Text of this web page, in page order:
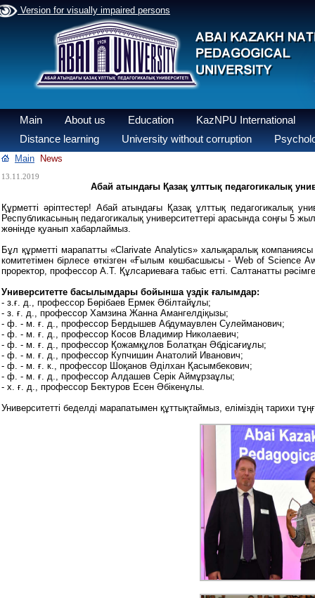
Version for visually impaired persons
Main About us Education
KazNPU International
Distance learning
University without corruption
Main News
13.11.2019
Абай атындағы Қазақ ұлттық педагогикалық
Құрметті әріптестер! Абай атындағы Қазақ ұлттық педагогикалық
Республикасының педагогикалық университеттері арасында соңғы 5
жөнінде қуанып хабарлаймыз.
Бұл құрметті марапатты «Clarivate Analytics» халықаралық
комитетімен бірлесе өткізген «Ғылым көшбасшысы - Web of Science
проректор, профессор А.Т. Құлсариеваға табыс етті. Салтанатты
Университетте басылымдары бойынша үздік ғалымдар:
- з.ғ. д., профессор Бөрібаев Ермек Әбілтайұлы;
- з. ғ. д., профессор Хамзина Жанна Амангелдіқызы;
- ф. - м. ғ. д., профессор Бердышев Абдумаувлен Сулейманович;
- ф. - м. ғ. д., профессор Косов Владимир Николаевич;
- ф. - м. ғ. д., профессор Қожамқұлов Болатқан Әбдісағиұлы;
- ф. - м. ғ. д., профессор Купчишин Анатолий Иванович;
- ф. - м. ғ. к., профессор Шоқанов Әділхан Қасымбекович;
- ф. - м. ғ. д., профессор Алдашев Серік Аймұрзаұлы;
- х. ғ. д., профессор Бектуров Есен Әбікенұлы.
Университетті беделді марапатымен құттықтаймыз, еліміздің